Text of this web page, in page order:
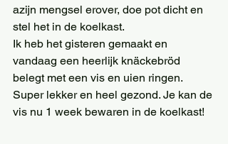
azijn mengsel erover, doe pot dicht en
stel het in de koelkast.
Ik heb het gisteren gemaakt en
vandaag een heerlijk knäckebröd
belegt met een vis en uien ringen.
Super lekker en heel gezond. Je kan de
vis nu 1 week bewaren in de koelkast!